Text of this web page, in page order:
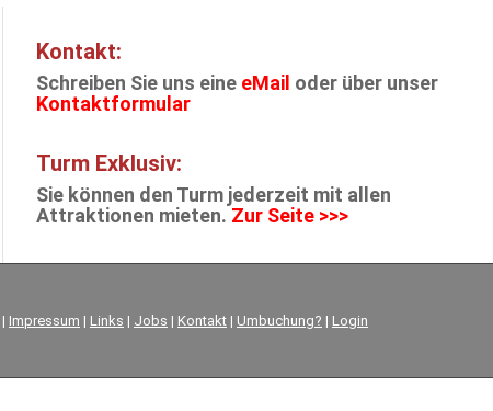
Kontakt:
Schreiben Sie uns eine eMail oder über unser
Kontaktformular
Turm Exklusiv:
Sie können den Turm jederzeit mit allen
Attraktionen mieten. Zur Seite >>>
| Impressum | Links | Jobs | Kontakt | Umbuchung? | Login